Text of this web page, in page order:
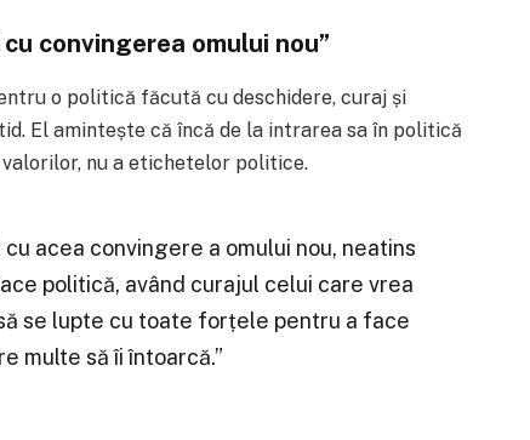
convingerea omului nou”
o politică făcută cu deschidere, curaj și
El amintește că încă de la intrarea sa în politică
nu a etichetelor politice.
acea convingere a omului nou, neatins
politică, având curajul celui care vrea
se lupte cu toate forțele pentru a face
multe să îi întoarcă.”